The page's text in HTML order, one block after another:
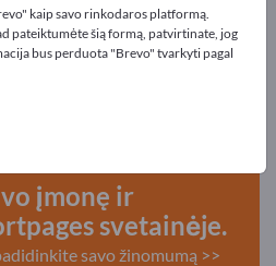
prekės – Verslo
įmonę ir
svetainėje.
savo žinomumą >>
kaip savo rinkodaros platformą.
pateiktumėte šią formą, patvirtinate, jog
bus perduota "Brevo" tvarkyti pagal